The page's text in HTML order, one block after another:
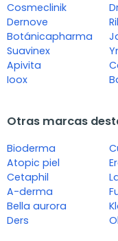
Cosmeclinik
Dernove
Botánicapharma
Suavinex
Apivita
Ioox
Otras marcas
Bioderma
Atopic piel
Cetaphil
A-derma
Bella aurora
Ders